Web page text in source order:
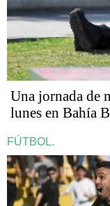
Una jornada de
lunes en Bahía
FÚTBOL.